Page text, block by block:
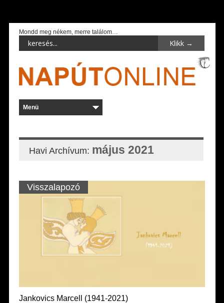
Mondd meg nékem, merre találom…
Havi Archívum: május 2021
Visszalapozó
Jankovics Marcell (1941-2021)